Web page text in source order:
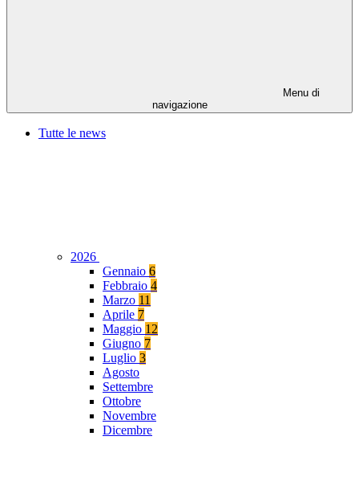
Menu di
navigazione
Tutte le news
2026
Gennaio 6
Febbraio 4
Marzo 11
Aprile 7
Maggio 12
Giugno 7
Luglio 3
Agosto
Settembre
Ottobre
Novembre
Dicembre